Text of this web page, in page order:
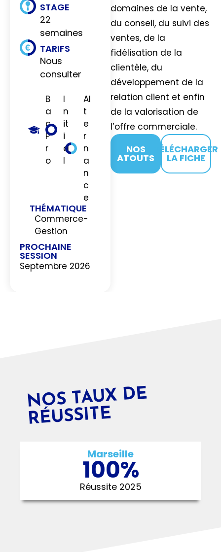
domaines de la vente,
du conseil, du suivi des
ventes, de la
fidélisation de la
clientèle, du
développement de la
relation client et enfin
de la valorisation de
l’offre commerciale.
NOS
ATOUTS
TÉLÉCHARGER
LA FICHE
STAGE
22
semaines
TARIFS
Nous
consulter
B
a
c
P
r
o
I
n
it
i
a
l
Al
t
e
r
n
a
n
c
e
THÉMATIQUE
Commerce-
Gestion
PROCHAINE
SESSION
Septembre 2026
N
OS TAUX DE
RÉUSSITE
Marseille
Réussite 2025
100%